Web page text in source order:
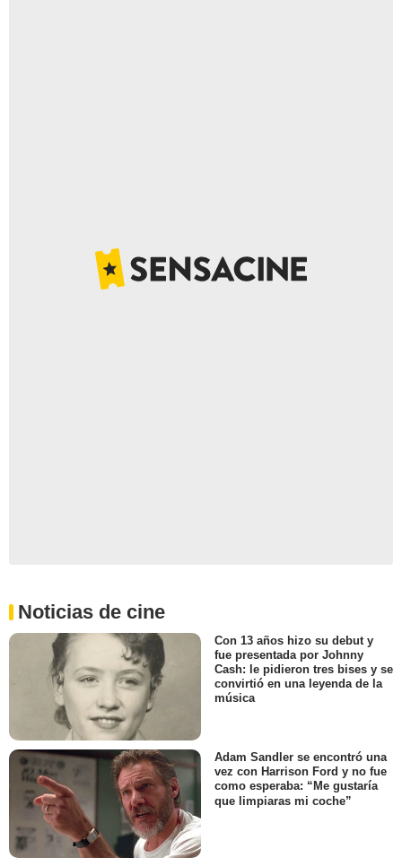
Noticias de cine
Con 13 años hizo su debut y
fue presentada por Johnny
Cash: le pidieron tres bises y se
convirtió en una leyenda de la
música
Adam Sandler se encontró una
vez con Harrison Ford y no fue
como esperaba: “Me gustaría
que limpiaras mi coche”